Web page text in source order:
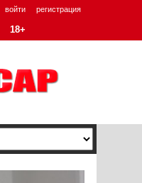
войти регистрация
18+